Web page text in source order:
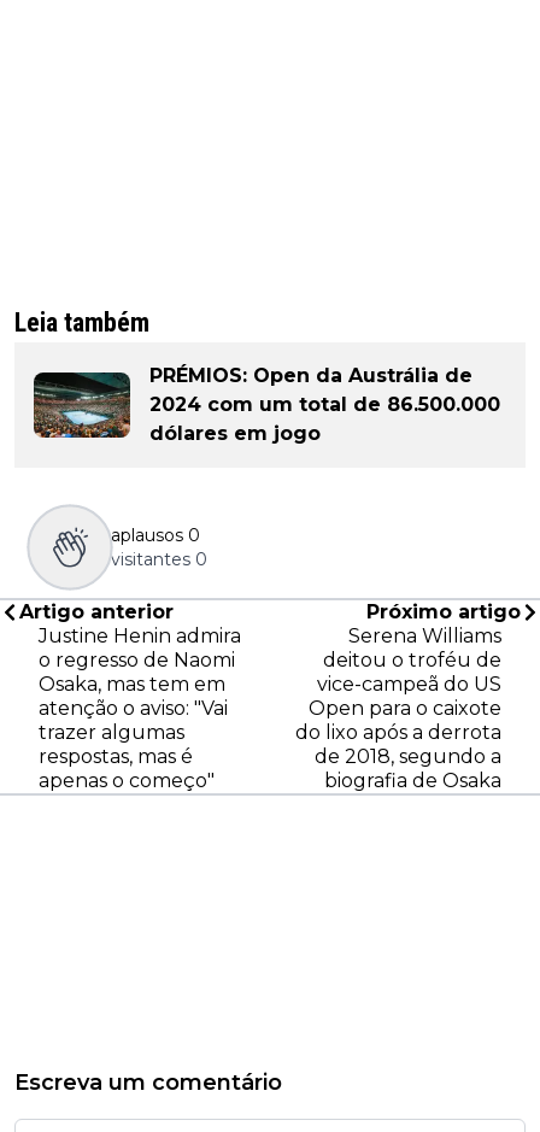
Leia também
PRÉMIOS: Open da Austrália de
2024 com um total de 86.500.000
dólares em jogo
aplausos 0
visitantes 0
Artigo anterior
Justine Henin admira
o regresso de Naomi
Osaka, mas tem em
atenção o aviso: "Vai
trazer algumas
respostas, mas é
apenas o começo"
Próximo artigo
Serena Williams
deitou o troféu de
vice-campeã do US
Open para o caixote
do lixo após a derrota
de 2018, segundo a
biografia de Osaka
Escreva um comentário